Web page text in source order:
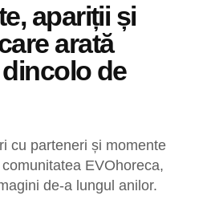
apariții și
arată
de
cu parteneri și momente
EVOhoreca,
de-a lungul anilor.